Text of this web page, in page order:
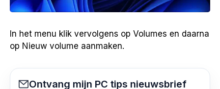
In het menu klik vervolgens op Volumes en daarna
op Nieuw volume aanmaken.
Ontvang mijn PC tips nieuwsbrief